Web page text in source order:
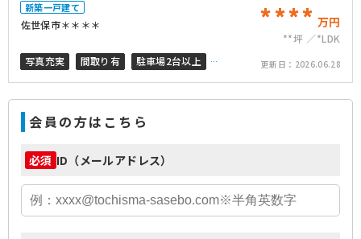
新築一戸建て
佐世保市＊＊＊＊ **** 万円
**坪
*LDK
写真充実
間取り有
駐車場2台以上
50坪以上
オール電化 ペット可
更新日： 2026.06.28
会員の方はこちら
必須 ID（メールアドレス）